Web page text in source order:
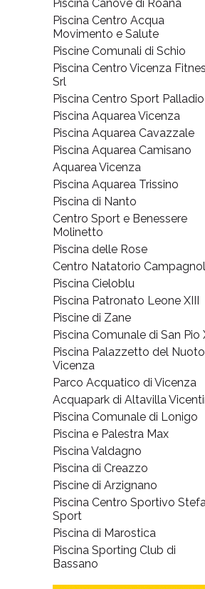
Piscina Canove di Roana
Piscina Centro Acqua
Movimento e Salute
Piscine Comunali di Schio
Piscina Centro Vicenza
Srl
Piscina Centro Sport Palladio
Piscina Aquarea Vicenza
Piscina Aquarea Cavazzale
Piscina Aquarea Camisano
Aquarea Vicenza
Piscina Aquarea Trissino
Piscina di Nanto
Centro Sport e Benessere
Molinetto
Piscina delle Rose
Centro Natatorio
Piscina Cieloblu
Piscina Patronato Leone XIII
Piscine di Zane
Piscina Comunale di San Pio
Piscina Palazzetto del
Vicenza
Parco Acquatico di Vicenza
Acquapark di Altavilla
Piscina Comunale di Lonigo
Piscina e Palestra Max
Piscina Valdagno
Piscina di Creazzo
Piscine di Arzignano
Piscina Centro Sportivo
Sport
Piscina di Marostica
Piscina Sporting Club di
Bassano